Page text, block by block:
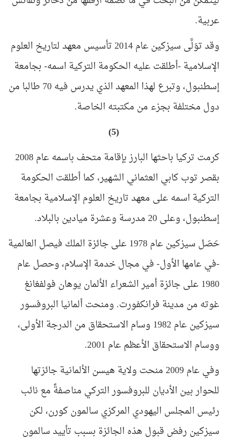
عربية.
وقد توَلَّى سيزكين عام 2014 تأسيس معهد لتاريخ العلوم
الإسلامية -أطلقت عليه الحكومة التركية اسمه- بجامعة
إسطنبول، وتبرع لهذا المعهد الذي يدرس فيه 70 طالبا من
دول مختلفة بجزء من مكتبته الخاصة.
(5)
كرمت تركيا باحثها البارز بإقامة متحف باسمه عام 2008
بقصر توب كابي العثماني الشهير، كما أطلقت الحكومة
التركية اسمه على معهد تاريخ العلوم الإسلامية بجامعة
إسطنبول، وعلى 20 مدرسة وعشرة ميادين بالبلاد
.
حَصَل سيزكين عام 1978 على جائزة الملك فيصل العالمية
-في عامها الأول- في مجال خدمة الإسلام، وحصل عام
1980 على جائزة أمير الشعراء الألمان يوهان فولفغانغ
غوته من مدينة فرانكفورت. ومنحت ألمانيا البروفسور
سيزكين عام 1982 وسام الاستحقاق من الدرجة الأولى،
ووسام الاستحقاق الأعظم عام 2001
.
وفي عام 2009 منحت ولاية هيسن الألمانية جائزتها
للحوار بين الأديان للبروفسور التركي مناصفةً مع نائب
رئيس المجلس اليهودي المركزي سالمون كورن، لكن
سيزكين رفض قبول هذه الجائزة بسبب تأييد سالمون